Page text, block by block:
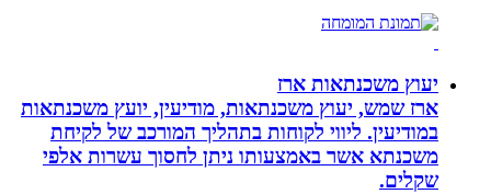
יעוץ משכנתאות ארז
ארז שמש, יעוץ משכנתאות, מודיעין, יועץ משכנתאות
במודיעין. ליווי לקוחות בתהליך המורכב של לקיחת
משכנתא אשר באמצעותו ניתן לחסוך עשרות אלפי
שקלים.